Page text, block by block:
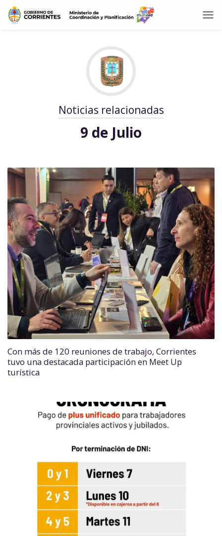
Noticias relacionadas
9 de Julio
Con más de 120 reuniones de trabajo, Corrientes
tuvo una destacada participación en Meet Up
turística